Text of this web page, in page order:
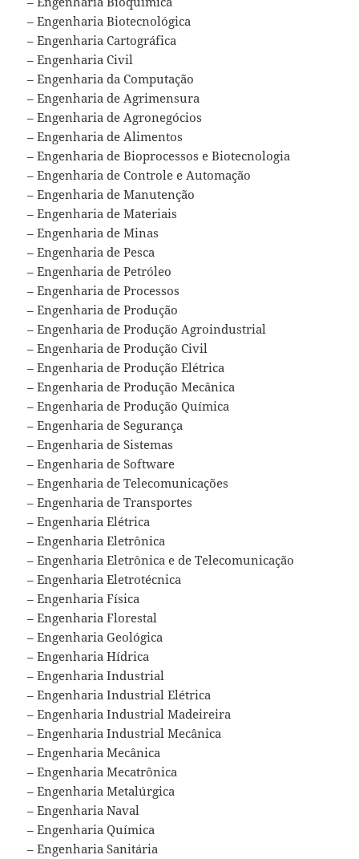
– Engenharia Biotecnológica
– Engenharia Cartográfica
– Engenharia Civil
– Engenharia da Computação
– Engenharia de Agrimensura
– Engenharia de Agronegócios
– Engenharia de Alimentos
– Engenharia de Bioprocessos e Biotecnologia
– Engenharia de Controle e Automação
– Engenharia de Manutenção
– Engenharia de Materiais
– Engenharia de Minas
– Engenharia de Pesca
– Engenharia de Petróleo
– Engenharia de Processos
– Engenharia de Produção
– Engenharia de Produção Agroindustrial
– Engenharia de Produção Civil
– Engenharia de Produção Elétrica
– Engenharia de Produção Mecânica
– Engenharia de Produção Química
– Engenharia de Segurança
– Engenharia de Sistemas
– Engenharia de Software
– Engenharia de Telecomunicações
– Engenharia de Transportes
– Engenharia Elétrica
– Engenharia Eletrônica
– Engenharia Eletrônica e de Telecomunicação
– Engenharia Eletrotécnica
– Engenharia Física
– Engenharia Florestal
– Engenharia Geológica
– Engenharia Hídrica
– Engenharia Industrial
– Engenharia Industrial Elétrica
– Engenharia Industrial Madeireira
– Engenharia Industrial Mecânica
– Engenharia Mecânica
– Engenharia Mecatrônica
– Engenharia Metalúrgica
– Engenharia Naval
– Engenharia Química
– Engenharia Sanitária